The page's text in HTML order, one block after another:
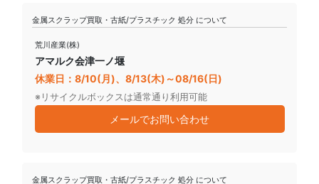
金属スクラップ買取・古紙/プラスチック 処分 について
荒川産業(株)
アマルク会津一ノ堰
休業日：8/10(月)、8/13(木)～08/16(日)
※リサイクルボックスは通常通り利用可能
メールでお問い合わせ
金属スクラップ買取・古紙/プラスチック 処分 について